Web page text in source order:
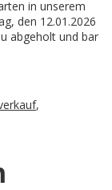
in unserem
den 12.01.2026
abgeholt und bar
,